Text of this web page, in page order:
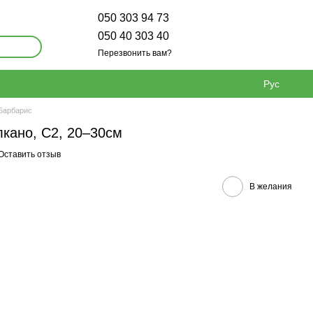
050 303 94 73
050 40 303 40
Перезвонить вам?
Рус
С2, 20–30см
отзыв
В желания